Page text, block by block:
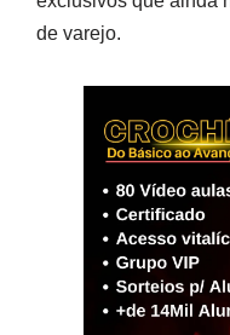
de varejo.